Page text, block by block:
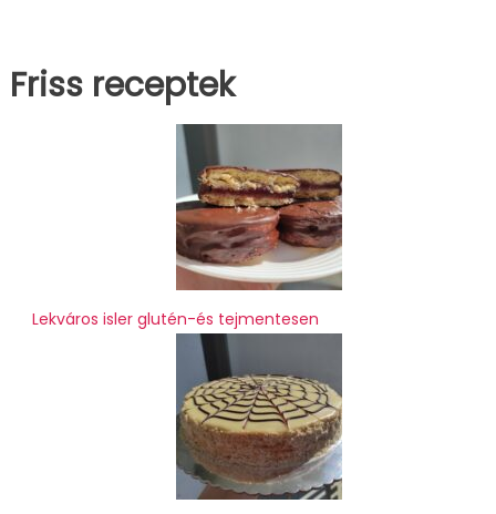
Friss receptek
Lekváros isler glutén-és tejmentesen